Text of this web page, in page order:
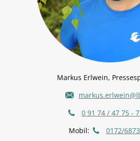
Markus Erlwein,
0 91 74 / 47 75 -
Mobil:
0172/